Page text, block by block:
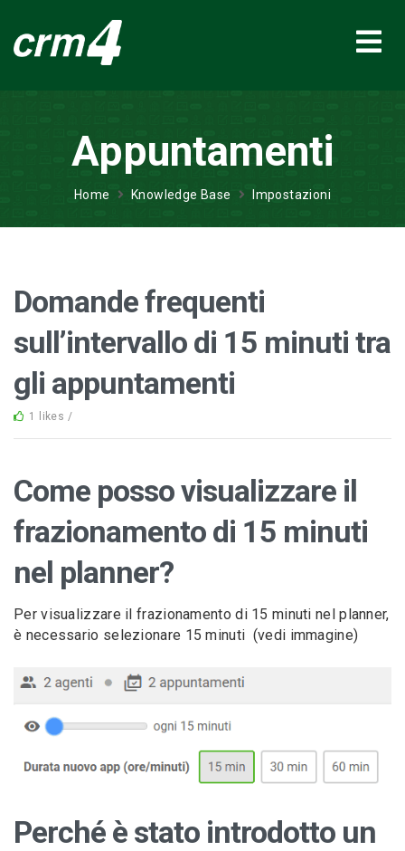
Appuntamenti
Home Knowledge Base Impostazioni
Domande frequenti
sull’intervallo di 15 minuti tra
gli appuntamenti
1 likes /
Come posso visualizzare il
frazionamento di 15 minuti
nel planner?
Per visualizzare il frazionamento di 15 minuti nel planner,
è necessario selezionare 15 minuti (vedi immagine)
Perché è stato introdotto un